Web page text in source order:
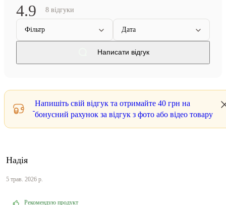
4.9 8 відгуки
Фільтр Дата
Написати відгук
Напишіть свій відгук та отримайте 40 грн на
бонусний рахунок за відгук з фото або відео товару
Надія
5 трав. 2026 р.
Рекомендую продукт